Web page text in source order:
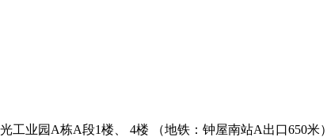
工业园A栋A段1楼、 4楼 （地铁：钟屋南站A出口650米）